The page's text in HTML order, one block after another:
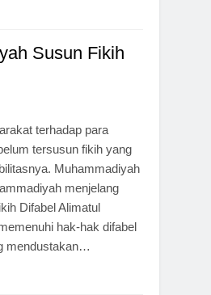
Susun Fikih
terhadap para
tersusun fikih yang
Muhammadiyah
menjelang
Difabel Alimatul
hak-hak difabel
mendustakan…